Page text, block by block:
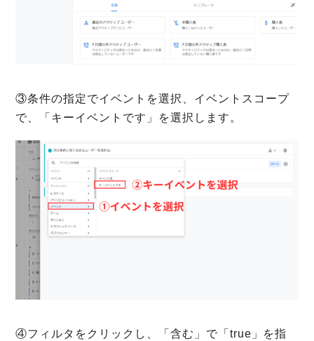
③条件の指定でイベントを選択、イベントスコープ
で、「キーイベントです」を選択します。
④フィルタをクリックし、「含む」で「true」を指